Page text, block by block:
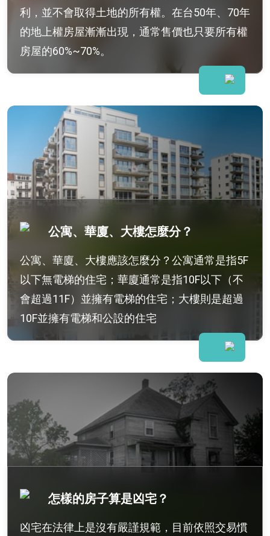
利，並不會取得土地的所有權。在台50年、70年
的地上權房屋漸漸出現，通常售價也只要所有權
房屋的60%~70%。
公寓、華廈、大樓怎麼分？
公寓、華廈、大樓應該怎麼分？公寓通常是指5F
以下無電梯的住宅；華廈通常是指10F以下（不
會超過11F）並擁有電梯的住宅；大樓則是超過
10F並擁有電梯和公設的住宅
怎樣的房子算是凶宅？
凶宅在法律上是沒有嚴謹規範，目前依照交易慣